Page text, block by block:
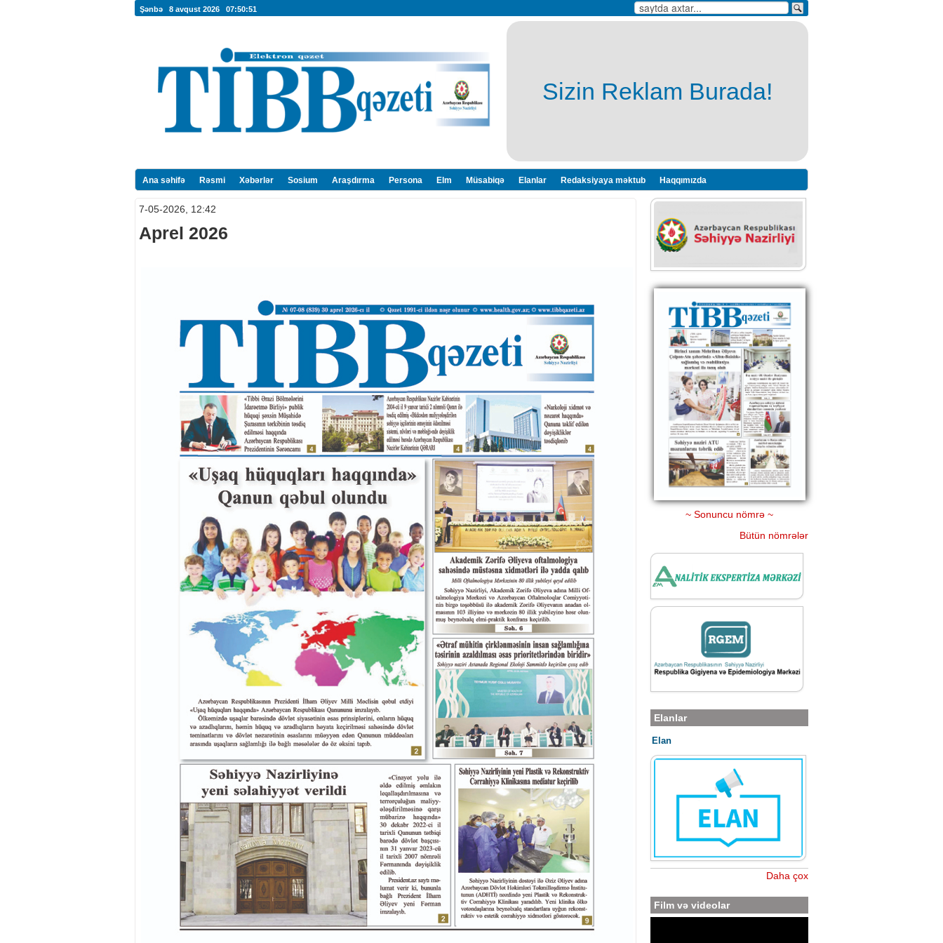
Şənbə 8 avqust 2026 07:50:52
Sizin Reklam Burada!
Ana səhifə Rəsmi Xəbərlər Sosium Araşdırma Persona Elm Müsabiqə Elanlar Redaksiyaya məktub Haqqımızda
7-05-2026, 12:42
Aprel 2026
~ Sonuncu nömrə ~
Bütün nömrələr
Elanlar
Elan
Daha çox
Film və videolar